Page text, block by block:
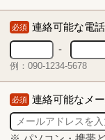
必須 連絡可能な電
-
例：090-1234-5678
必須 連絡可能なメ